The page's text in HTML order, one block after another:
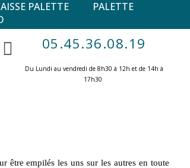
PALETTE
PALETTE
05.45.36.08.19
Du Lundi au vendredi de 8h30 à 12h et de 14h à
17h30 ​
être empilés les uns sur les autres en toute